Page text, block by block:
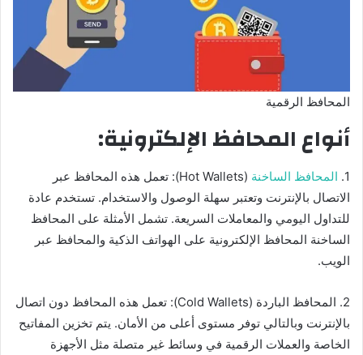
المحافظ الرقمية
أنواع المحافظ الإلكترونية:
1. المحافظ الساخنة
(Hot Wallets): تعمل هذه المحافظ عبر
الاتصال بالإنترنت وتعتبر سهلة الوصول والاستخدام. تستخدم عادة
للتداول اليومي والمعاملات السريعة. تشمل الأمثلة على المحافظ
الساخنة المحافظ الإلكترونية على الهواتف الذكية والمحافظ عبر
الويب.
2. المحافظ الباردة (Cold Wallets): تعمل هذه المحافظ دون اتصال
بالإنترنت وبالتالي توفر مستوى أعلى من الأمان. يتم تخزين المفاتيح
الخاصة والعملات الرقمية في وسائط غير متصلة مثل الأجهزة